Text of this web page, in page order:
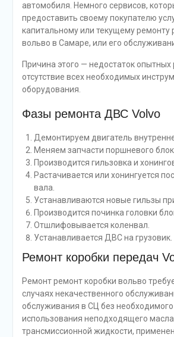
автомобиля. Немного сервисов,
предоставить своему покупателю
капитальному или текущему ремонту
вольво в Самаре, или его
Причина этого — недостаток опытных
отсутствие всех необходимых
оборудования.
Фазы ремонта ДВС Volvo
Демонтируем двигатель
Меняем запчасти поршневого
Производится гильзовка и
Растачивается или хонингуется
вала.
Устанавливаются новые гильзы
Производится починка головки
Отшлифовывается коленвал.
Устанавливается ДВС на грузовик.
Ремонт коробки передач
Ремонт ремонт коробки вольво
случаях некачественного
обслуживания в СЦ без
использования неподходящего
трансмиссионной жидкости,